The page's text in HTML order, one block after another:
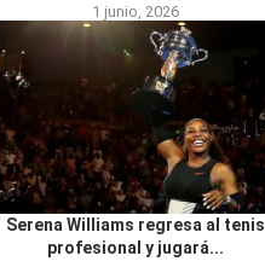
1 junio, 2026
Serena Williams regresa al tenis
profesional y jugará...